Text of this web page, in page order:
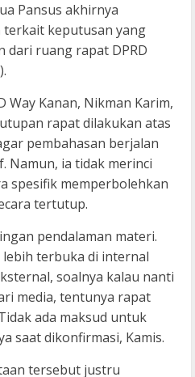
Pansus akhirnya
keputusan yang
dari ruang rapat DPRD
Way Kanan, Nikman Karim,
rapat dilakukan atas
pembahasan berjalan
Namun, ia tidak merinci
spesifik memperbolehkan
tertutup.
pendalaman materi.
terbuka di internal
soalnya kalau nanti
media, tentunya rapat
ada maksud untuk
saat dikonfirmasi, Kamis.
tersebut justru